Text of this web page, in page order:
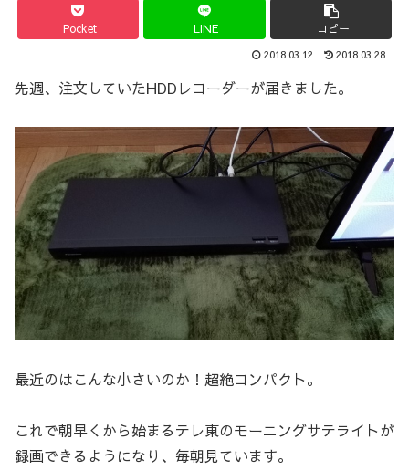
Pocket LINE コピー
2018.03.12 2018.03.28
先週、注文していたHDDレコーダーが届きました。
最近のはこんな小さいのか！超絶コンパクト。
これで朝早くから始まるテレ東のモーニングサテライトが
録画できるようになり、毎朝見ています。